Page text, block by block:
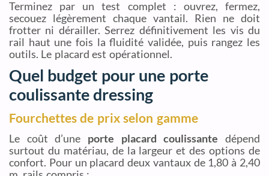
Terminez par un test complet : ouvrez, fermez,
secouez légèrement chaque vantail. Rien ne doit
frotter ni dérailler. Serrez définitivement les vis du
rail haut une fois la fluidité validée, puis rangez les
outils. Le placard est opérationnel.
Quel budget pour une porte
coulissante dressing
Fourchettes de prix selon gamme
Le coût d’une porte placard coulissante dépend
surtout du matériau, de la largeur et des options de
confort. Pour un placard deux vantaux de 1,80 à 2,40